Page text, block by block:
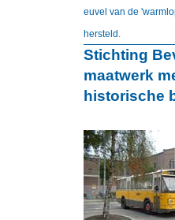
euvel van de
hersteld.
Stichting
maatwerk
historische